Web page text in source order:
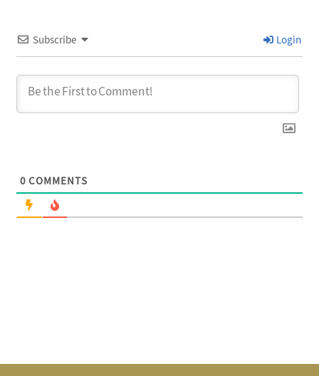
Subscribe Login
0 COMMENTS